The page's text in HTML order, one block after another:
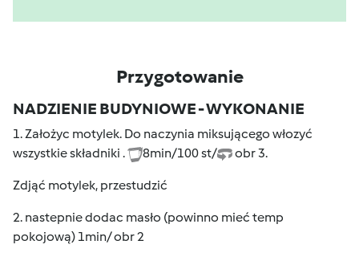
Przygotowanie
NADZIENIE BUDYNIOWE - WYKONANIE
1. Założyc motylek. Do naczynia miksującego włozyć
wszystkie składniki .
8min/100 st/ obr 3.
Zdjąć motylek, przestudzić
2. nastepnie dodac masło (powinno mieć temp
pokojową) 1min/ obr 2